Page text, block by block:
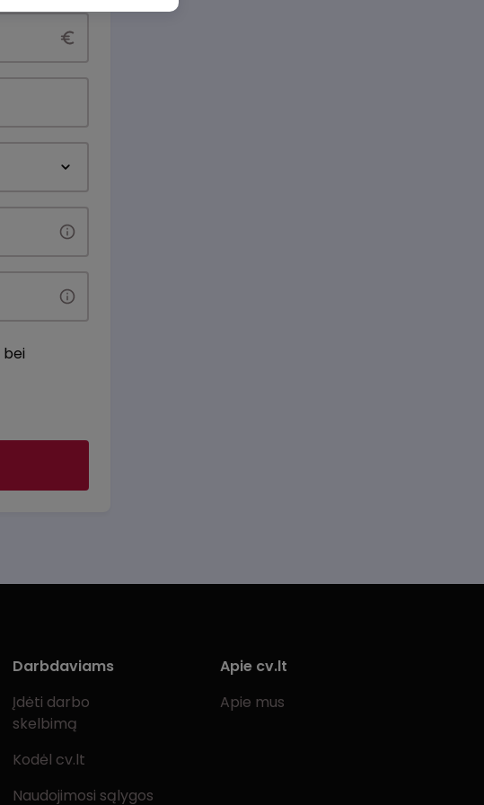
bei
Darbdaviams
Įdėti darbo
skelbimą
Kodėl cv.lt
Naudojimosi sąlygos
Apie cv.lt
Apie mus